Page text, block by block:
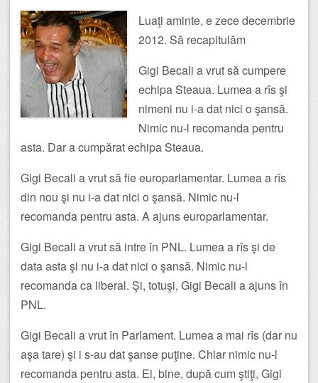
Luaţi aminte, e zece decembrie
2012. Să recapitulăm
Gigi Becali a vrut să cumpere
echipa Steaua. Lumea a rîs şi
nimeni nu i-a dat nici o şansă.
Nimic nu-l recomanda pentru
asta. Dar a cumpărat echipa Steaua.
Gigi Becali a vrut să fie europarlamentar. Lumea a rîs
din nou şi nu i-a dat nici o şansă. Nimic nu-l
recomanda pentru asta. A ajuns europarlamentar.
Gigi Becali a vrut să intre în PNL. Lumea a rîs şi de
data asta şi nu i-a dat nici o şansă. Nimic nu-l
recomanda ca liberal. Şi, totuşi, Gigi Becali a ajuns în
PNL.
Gigi Becali a vrut în Parlament. Lumea a mai rîs (dar nu
aşa tare) şi i s-au dat şanse puţine. Chiar nimic nu-l
recomanda pentru asta. Ei, bine, după cum ştiţi, Gigi